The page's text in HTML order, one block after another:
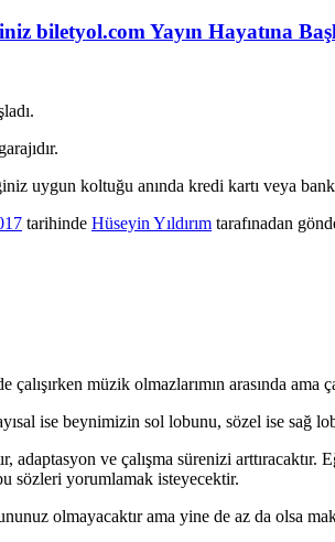
biletyol.com Yayın Hayatına
uygun koltuğu anında kredi kartı veya
tarihinde Hüseyin Yıldırım tarafınadan
müzik olmazlarımın arasında ama
ise beynimizin sol lobunu, sözel ise
adaptasyon ve çalışma sürenizi
sözleri yorumlamak isteyecektir.
olmayacaktır ama yine de az da